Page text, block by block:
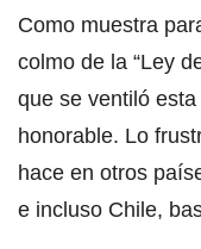
Como muestra
colmo de la “Ley
que se ventiló
honorable. Lo
hace en otros
e incluso Chile,